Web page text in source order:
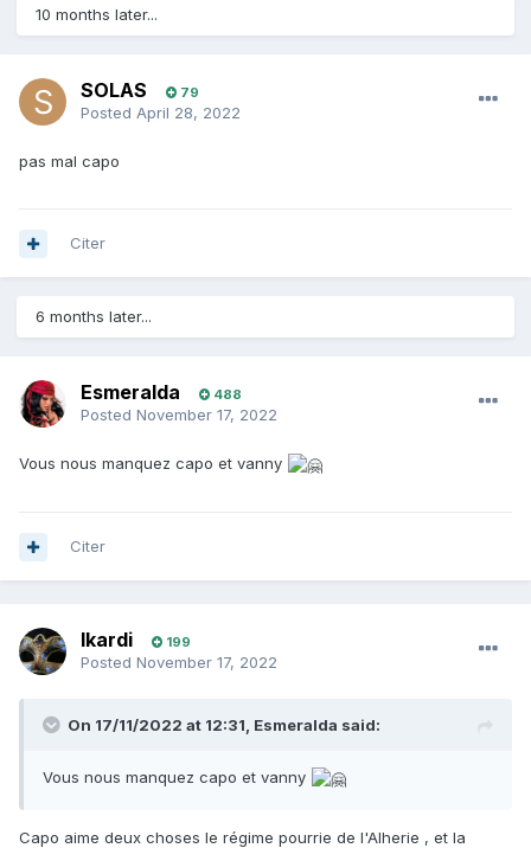
10 months later...
SOLAS 79
Posted April 28, 2022
pas mal capo
Citer
6 months later...
Esmeralda 488
Posted November 17, 2022
Vous nous manquez capo et vanny
Citer
Ikardi 199
Posted November 17, 2022
On 17/11/2022 at 12:31, Esmeralda said:
Vous nous manquez capo et vanny
Capo aime deux choses le régime pourrie de l'Alherie , et la